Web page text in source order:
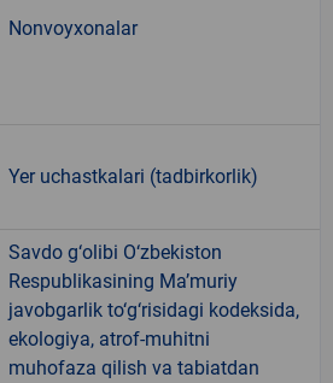
Nonvoyxonalar
Yer uchastkalari (tadbirkorlik)
Savdo g‘olibi O‘zbekiston
Respublikasining Ma’muriy
javobgarlik to‘g‘risidagi kodeksida,
ekologiya, atrof-muhitni
muhofaza qilish va tabiatdan